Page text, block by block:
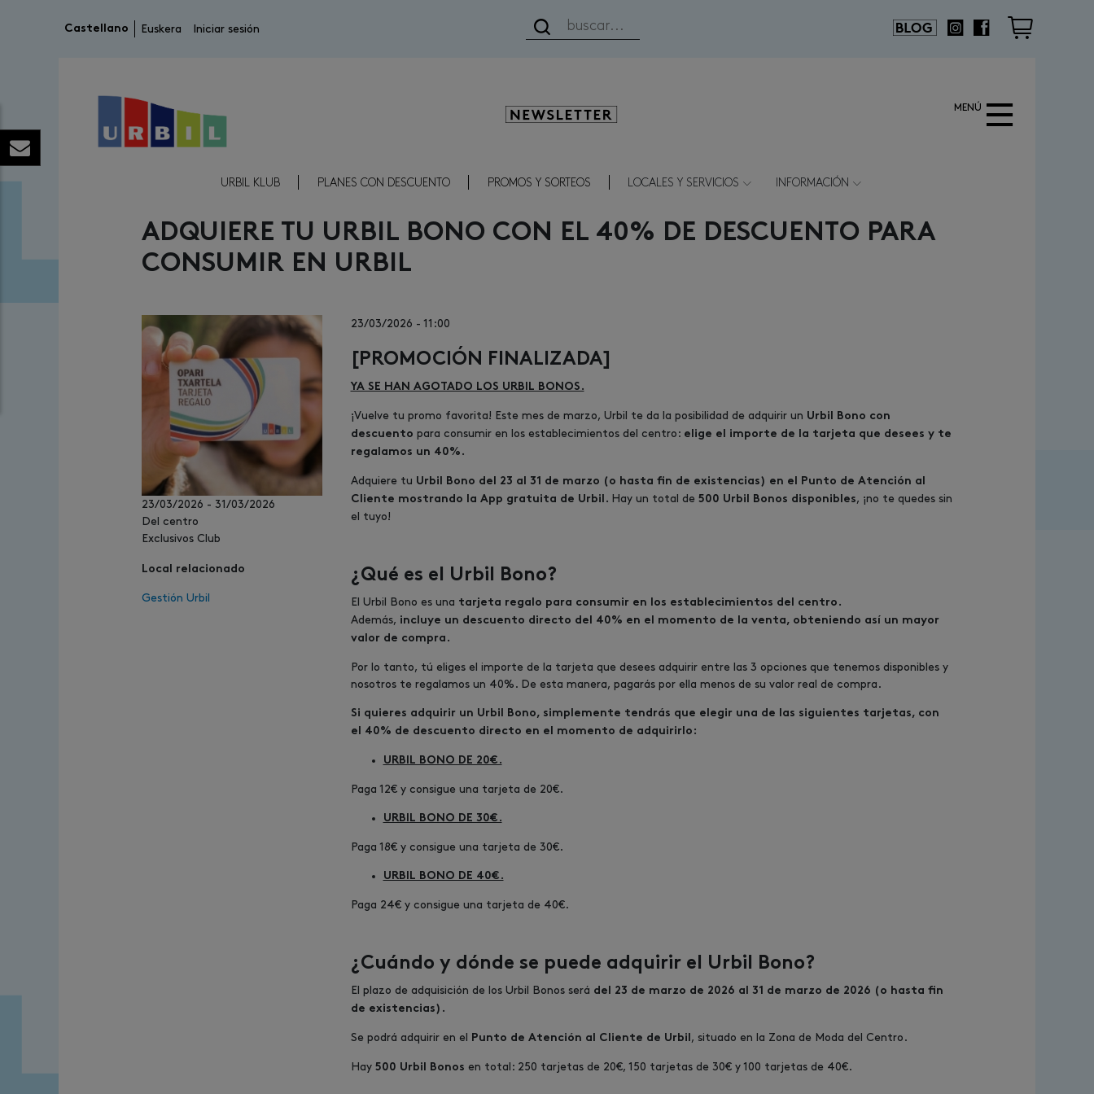
Castellano Euskera Menú de cuenta de usuario
Iniciar sesión Blog de moda
InstagramFacebook
Newsletter MENÚ
Menú Reducido Cabecera
URBIL KLUB PLANES CON DESCUENTO PROMOS Y SORTEOS LOCALES Y SERVICIOS INFORMACIÓN
ADQUIERE TU URBIL BONO CON EL 40% DE DESCUENTO PARA
CONSUMIR EN URBIL
23/03/2026 - 31/03/2026
Del centro
Exclusivos Club
Local relacionado
Gestión Urbil
23/03/2026 - 11:00
[PROMOCIÓN FINALIZADA]
YA SE HAN AGOTADO LOS URBIL BONOS.
¡Vuelve tu promo favorita! Este mes de marzo, Urbil te da la posibilidad de adquirir un Urbil Bono con
descuento para consumir en los establecimientos del centro: e lige el importe de la tarjeta que desees y te
regalamos un 40% .
Adquiere tu Urbil Bono del 23 al 31
de marzo (o hasta fin de existencias) en el Punto de Atención al
Cliente mostrando la App gratuita de Urbil. Hay un total de 500 Urbil Bonos disponibles, ¡no te quedes sin
el tuyo!
¿Qué es el Urbil Bono?
El Urbil Bono es una tarjeta regalo para consumir en los establecimientos del centro.
Además, incluye un descuento directo del 40% en el momento de la venta, obteniendo así un mayor
valor de compra.
Por lo tanto, tú eliges el importe de la tarjeta que desees adquirir entre las 3 opciones que tenemos disponibles y
nosotros te regalamos un 40%. De esta manera, pagarás por ella menos de su valor real de compra.
Si quieres adquirir un Urbil Bono, simplemente tendrás que elegir una de las siguientes tarjetas, con
el 40% de descuento directo en el momento de adquirirlo:
URBIL BONO DE 20€.
Paga 12€ y consigue una tarjeta de 20€.
URBIL BONO DE 30€.
Paga 18€ y consigue una tarjeta de 30€.
URBIL BONO DE 40€.
Paga 24€ y consigue una tarjeta de 40€.
¿Cuándo y dónde se puede adquirir el Urbil Bono?
El plazo de adquisición de los Urbil Bonos será del 23 de marzo de 2026 al 31
de marzo de 2026 (o hasta fin
de existencias).
Se podrá adquirir en el Punto de Atención al Cliente de Urbil , situado en la Zona de Moda del Centro.
Hay 500 Urbil Bonos en total: 250 tarjetas de 20€, 150 tarjetas de 30€ y 100 tarjetas de 40€.